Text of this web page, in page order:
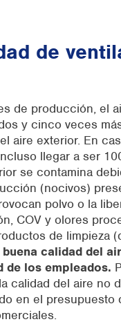
de
de producción, el
y cinco veces
aire exterior. En
llegar a ser
se contamina
(nocivos)
polvo o la
COV y olores
de limpieza
buena calidad del
de los empleados.
calidad del aire no
en el presupuesto